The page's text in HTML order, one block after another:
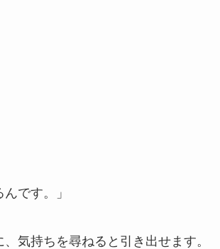
です。」
気持ちを尋ねると引き出せます。